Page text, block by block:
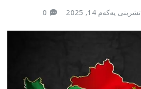
تشرینی یەکەم 14, 2025 0